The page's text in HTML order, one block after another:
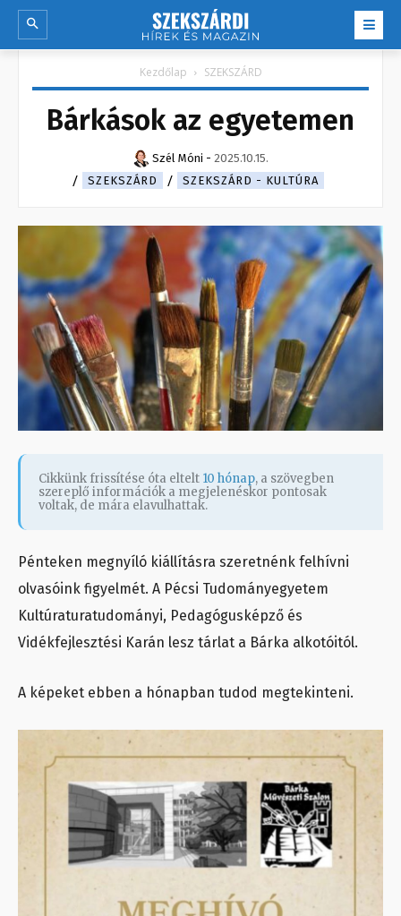
Kezdőlap SZEKSZÁRD
Bárkások az egyetemen
Szél Móni - 2025.10.15.
SZEKSZÁRD
SZEKSZÁRD - KULTÚRA
Cikkünk frissítése óta eltelt 10 hónap, a szövegben
szereplő információk a megjelenéskor pontosak
voltak, de mára elavulhattak.
Pénteken megnyíló kiállításra szeretnénk felhívni
olvasóink figyelmét. A Pécsi Tudományegyetem
Kultúraturatudományi, Pedagógusképző és
Vidékfejlesztési Karán lesz tárlat a Bárka alkotóitól.
A képeket ebben a hónapban tudod megtekinteni.